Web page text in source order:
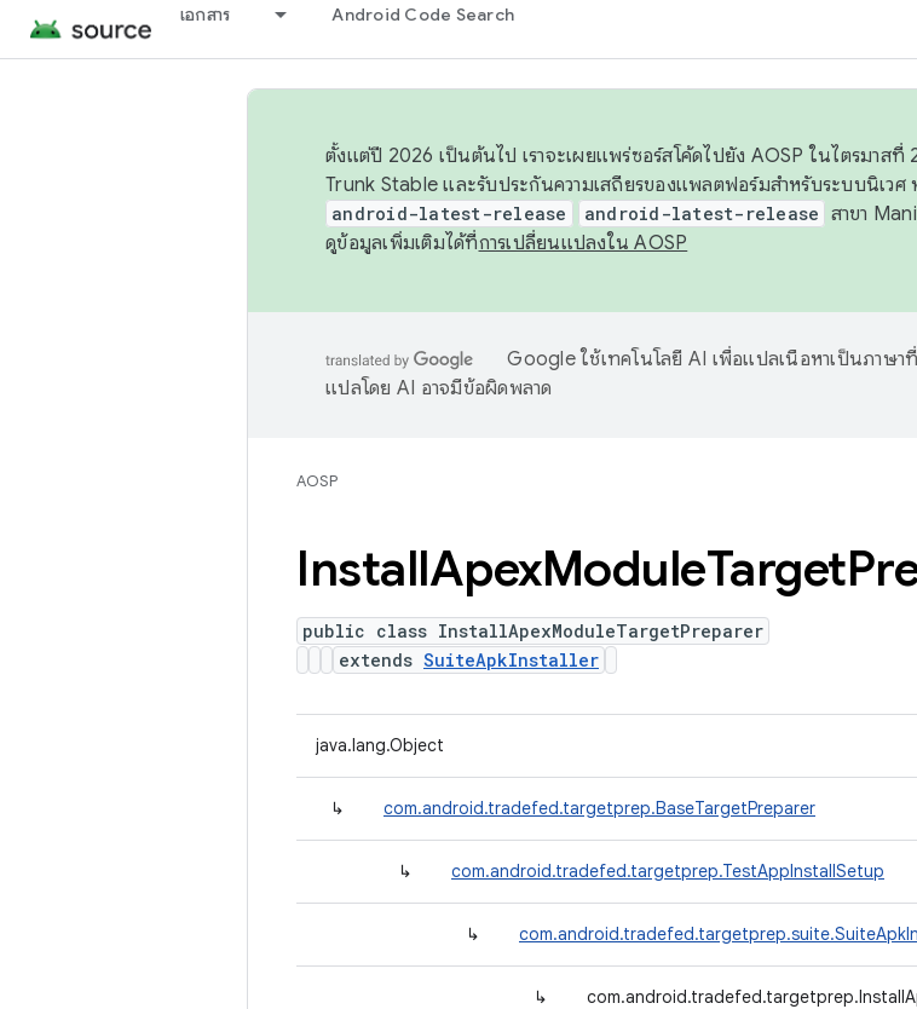
เอกสาร Android Code Search
ตั้งแต่ปี 2026 เป็นต้นไป เราจะเผยแพร่ซอร์สโค้ดไปยัง AOSP ในไตรมาส
Trunk Stable และรับประกันความเสถียรของแพลตฟอร์มสำหรับระบบนิเวศ
android-latest-release android-latest-release สาขา
ดูข้อมูลเพิ่มเติมได้ที่การเปลี่ยนแปลงใน AOSP
Google ใช้เทคโนโลยี AI เพื่อแปลเนื้อหาเป็นภาษา
แปลโดย AI อาจมีข้อผิดพลาด
AOSP
InstallApexModuleTarget
public class InstallApexModuleTargetPreparer
extends SuiteApkInstaller
java.lang.Object
↳ com.android.tradefed.targetprep.BaseTargetPreparer
↳ com.android.tradefed.targetprep.TestAppInstallSetup
↳
↳